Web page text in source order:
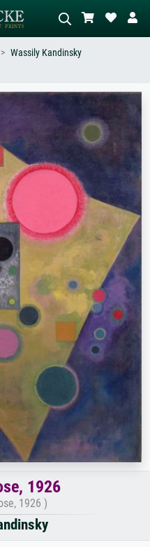
Beskriv scenen – t.ex. grön äng,
abstrakt med mycket rött, mörk
oljemålning, stående naken bredvid ett
Wassily Kandinsky
1926
1926 )